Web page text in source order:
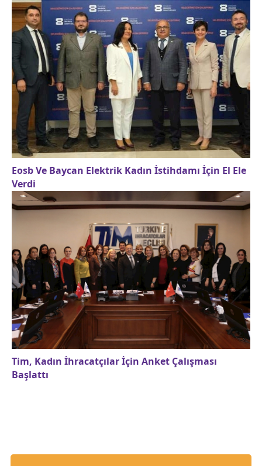
Eosb Ve Baycan Elektrik Kadın İstihdamı İçin El Ele
Verdi
Tim, Kadın İhracatçılar İçin Anket Çalışması
Başlattı